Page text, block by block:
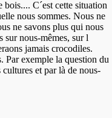
C´est cette situation
nous sommes. Nous ne
ne savons plus qui nous
sur nous-mêmes, sur l
jamais crocodiles.
Par exemple la question du
et par là de nous-